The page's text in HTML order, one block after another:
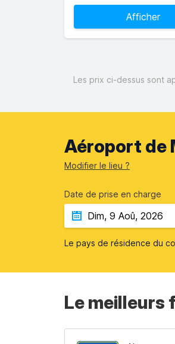
Afficher
Les prix ci-dessus sont
Aéroport de
Modifier le lieu ?
Date de prise en charge
Le pays de résidence du
Le meilleurs